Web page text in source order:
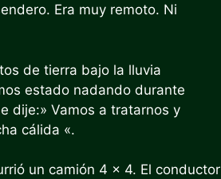
Era muy remoto. Ni
de tierra bajo la lluvia
estado nadando durante
dije:» Vamos a tratarnos y
cálida «.
un camión 4 × 4. El conductor